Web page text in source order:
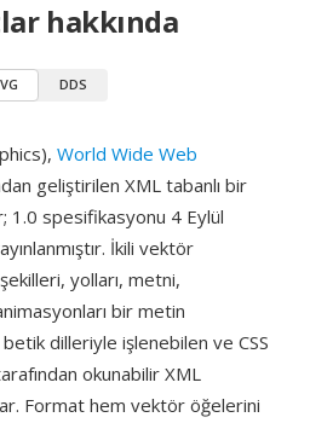
hakkında
DDS
World Wide Web
geliştirilen XML tabanlı bir
1.0 spesifikasyonu 4 Eylül
İkili vektör
yolları, metni,
bir metin
dilleriyle işlenebilen ve CSS
okunabilir XML
Format hem vektör öğelerini